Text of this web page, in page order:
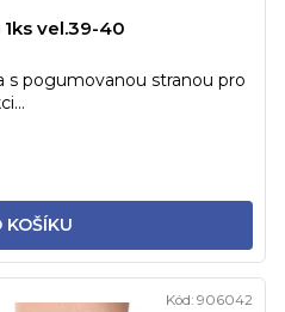
vel.39-40
KOŠÍKU
s pogumovanou stranou pro
Kód: 906042